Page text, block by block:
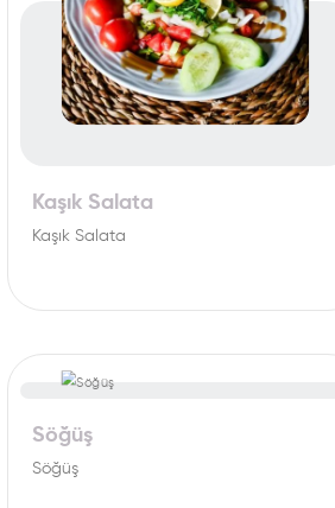
Kaşık Salata
Kaşık Salata
Söğüş
Söğüş